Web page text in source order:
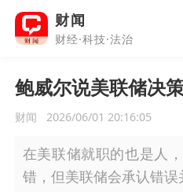
财闻
财经·科技·法治
鲍威尔说美联储决
财闻 2026/06/01 20:16:05
在美联储就职的也是人
错，但美联储会承认错误